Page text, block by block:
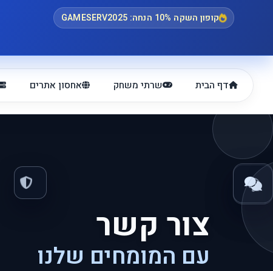
קופון השקה 10% הנחה: GAMESERV2025
דף הבית שרתי משחק אחסון אתרים
צור קשר
עם המומחים שלנו